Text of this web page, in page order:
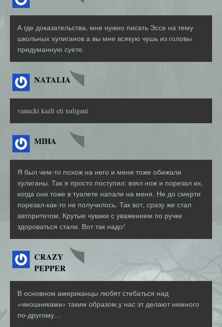
А где доказательства, мне нужно писать Эссе на тему
школьных хулиганов а вы мне всякую чушь из головы
придуманную суете.
NATALIA
vanucki kazli eti xuligani
MIHA
Я был чем-то похож на него и меня тоже обижали
хулиганы. Так я просто поступил: взял нож и порезал их,
когда они тоже в туалете напали на меня. Не до смерти
порезал-как-то не получилось. Так вот, сразу же стал
авторитетом. Крутые чуваки с уважением по ручке
здороваться стали. Вот так надо!
CRAZY
PEPPER
В основном американцы любят стебаться над
«чмошниками» таким образом,у нас эт делают немного
по-другому…